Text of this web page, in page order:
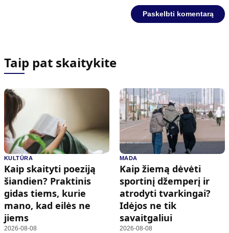
Taip pat skaitykite
KULTŪRA
Kaip skaityti poeziją
šiandien? Praktinis
gidas tiems, kurie
mano, kad eilės ne
jiems
2026-08-08
MADA
Kaip žiemą dėvėti
sportinį džemperį ir
atrodyti tvarkingai?
Idėjos ne tik
savaitgaliui
2026-08-08